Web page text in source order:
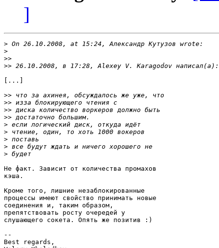
]
>
>
>>
>>
[...]
>>
>>
>>
>>
>
>
>
>
>
Не факт. Зависит от количества промахов
кэша.
Кроме того, лишние незаблокированные
процессы имеют свойство принимать новые
соединения и, таким образом,
препятствовать росту очередей у
слушающего сокета. Опять же позитив :)
--
Best regards,